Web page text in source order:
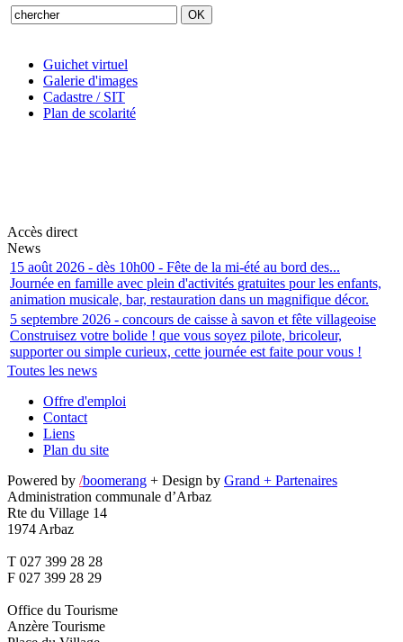
Guichet virtuel
Galerie d'images
Cadastre / SIT
Plan de scolarité
Accès direct
News
15 août 2026 - dès 10h00 - Fête de la mi-été au bord des...
Journée en famille avec plein d'activités gratuites pour les enfants,
animation musicale, bar, restauration dans un magnifique décor.
5 septembre 2026 - concours de caisse à savon et fête villageoise
Construisez votre bolide ! que vous soyez pilote, bricoleur,
supporter ou simple curieux, cette journée est faite pour vous !
Toutes les news
Offre d'emploi
Contact
Liens
Plan du site
Powered by /boomerang + Design by Grand + Partenaires
Administration communale d’Arbaz
Rte du Village 14
1974 Arbaz
T 027 399 28 28
F 027 399 28 29
Office du Tourisme
Anzère Tourisme